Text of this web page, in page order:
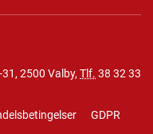
2500 Valby, Tlf. 38 32 33
GDPR